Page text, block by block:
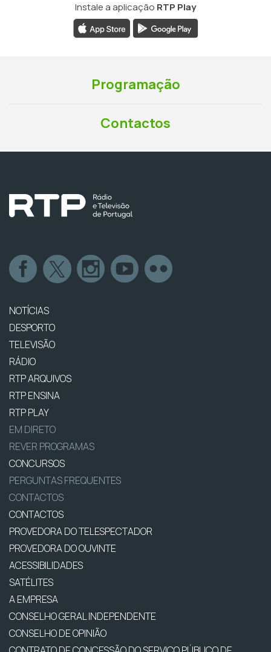
Instale a aplicação RTP Play
Programação
Contactos
NOTÍCIAS
DESPORTO
TELEVISÃO
RÁDIO
RTP ARQUIVOS
RTP ENSINA
RTP PLAY
EM DIRETO
REVER PROGRAMAS
CONCURSOS
PERGUNTAS FREQUENTES
CONTACTOS
CONTACTOS
PROVEDORA DO TELESPECTADOR
PROVEDORA DO OUVINTE
ACESSIBILIDADES
SATÉLITES
A EMPRESA
CONSELHO GERAL INDEPENDENTE
CONSELHO DE OPINIÃO